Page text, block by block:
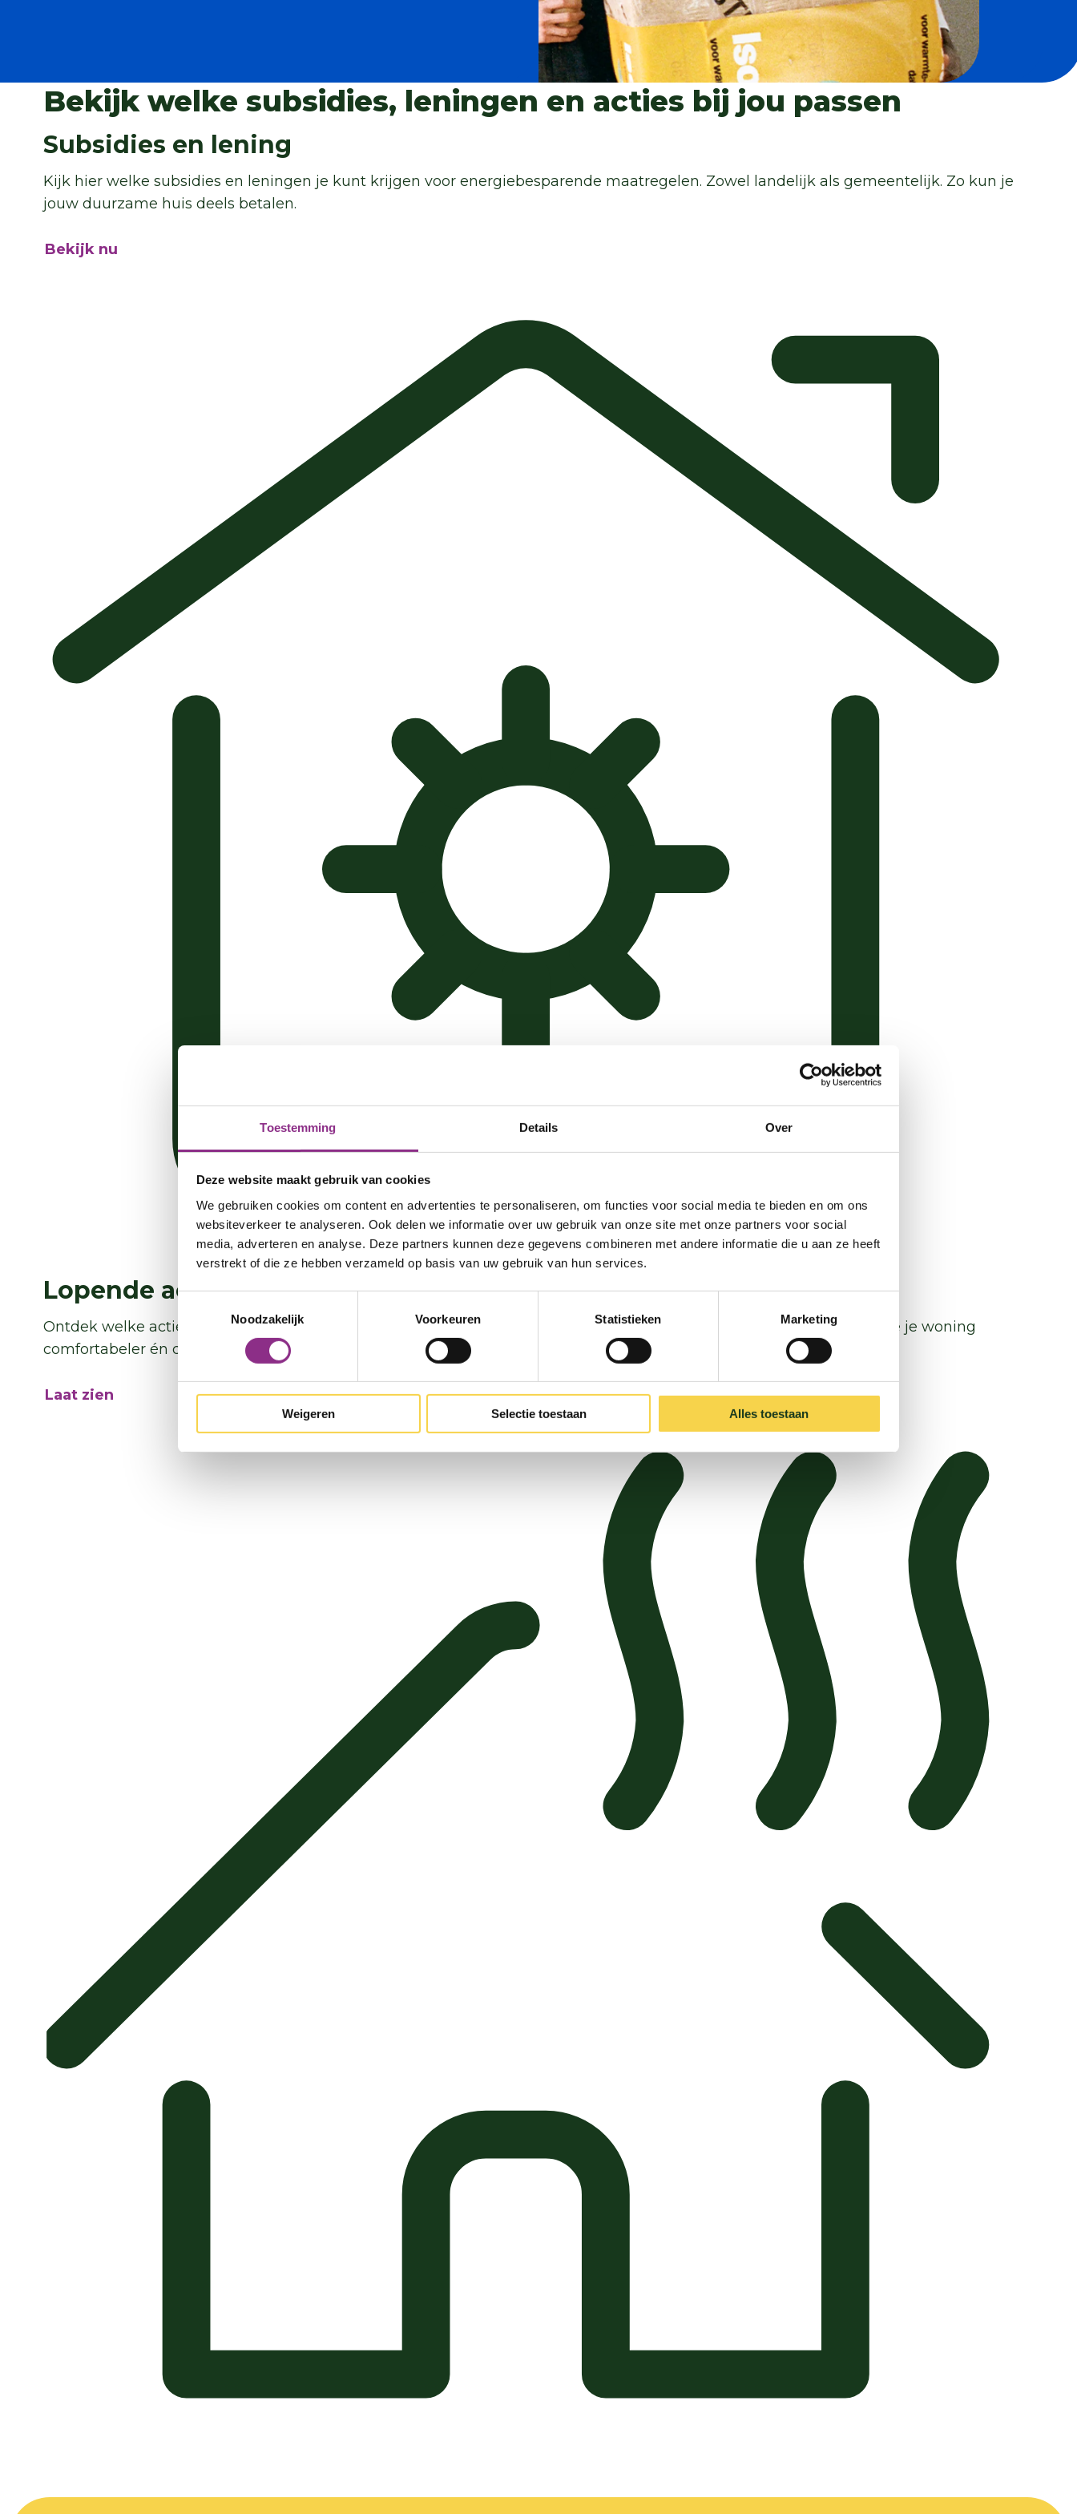
Toestemming Details Over
Deze website maakt gebruik van cookies
We gebruiken cookies om content en advertenties te personaliseren, om functies voor social media te bieden en om ons
websiteverkeer te analyseren. Ook delen we informatie over uw gebruik van onze site met onze partners voor social
media, adverteren en analyse. Deze partners kunnen deze gegevens combineren met andere informatie die u aan ze heeft
verstrekt of die ze hebben verzameld op basis van uw gebruik van hun services.
Toestemmingsselectie
Noodzakelijk
Voorkeuren Statistieken Marketing
Weigeren Selectie toestaan Alles toestaan
Bekijk welke subsidies, leningen en acties bij jou passen
Subsidies en lening
Kijk hier welke subsidies en leningen je kunt krijgen voor energiebesparende maatregelen. Zowel landelijk als gemeentelijk. Zo kun je
jouw duurzame huis deels betalen.
Bekijk nu
Lopende acties
Ontdek welke acties er nu in jouw buurt zijn, zoals inkoopacties voor isolatie of hulp van een energiecoach. Zo maak je je woning
comfortabeler én duurzamer.
Laat zien